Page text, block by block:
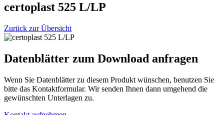
certoplast 525 L/LP
Zurück zur Übersicht
Datenblätter zum Download anfragen
Wenn Sie Datenblätter zu diesem Produkt wünschen, benutzen Sie
bitte das Kontaktformular. Wir senden Ihnen dann umgehend die
gewünschten Unterlagen zu.